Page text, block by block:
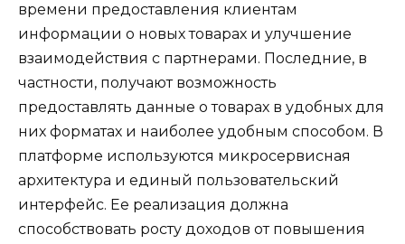
времени предоставления клиентам
информации о новых товарах и улучшение
взаимодействия с партнерами. Последние, в
частности, получают возможность
предоставлять данные о товарах в удобных для
них форматах и наиболее удобным способом. В
платформе используются микросервисная
архитектура и единый пользовательский
интерфейс. Ее реализация должна
способствовать росту доходов от повышения